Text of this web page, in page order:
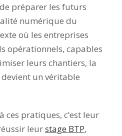
préparer les futurs
numérique du
où les entreprises
opérationnels, capables
leurs chantiers, la
un véritable
ces pratiques, c’est leur
leurstage BTP,